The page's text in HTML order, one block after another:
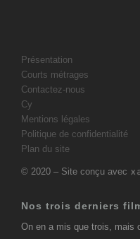
Présentation
Courts métrages
Contactez-nous
Cy
Mentions légales
Politique de confidentialité
Plan du site
© 2020 – Site conçu avec
Nos trois derniers
On en a mis que trois, mais